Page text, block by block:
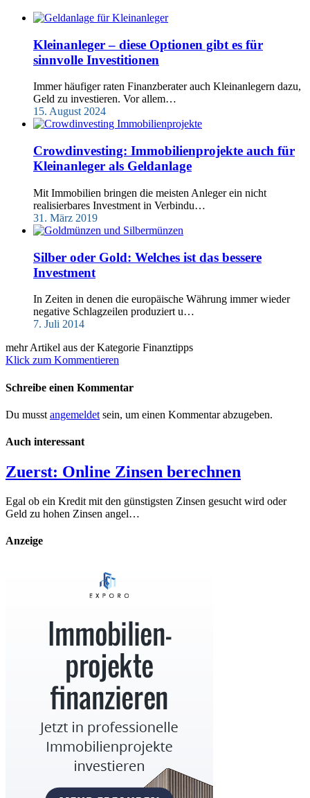
Kleinanleger – diese Optionen gibt es für
sinnvolle Investitionen
Immer häufiger raten Finanzberater auch Kleinanlegern dazu,
Geld zu investieren. Vor allem…
15. August 2024
Crowdinvesting: Immobilienprojekte auch für
Kleinanleger als Geldanlage
Mit Immobilien bringen die meisten Anleger ein nicht
realisierbares Investment in Verbindu…
31. März 2019
Silber oder Gold: Welches ist das bessere
Investment
In Zeiten in denen die europäische Währung immer wieder
negative Schlagzeilen produziert u…
7. Juli 2014
mehr Artikel aus der Kategorie Finanztipps
Klick zum Kommentieren
Schreibe einen Kommentar
Du musst angemeldet sein, um einen Kommentar abzugeben.
Auch interessant
Zuerst: Online Zinsen berechnen
Egal ob ein Kredit mit den günstigsten Zinsen gesucht wird oder
Geld zu hohen Zinsen angel…
Anzeige